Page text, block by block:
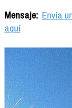
Mensaje: Envía
aquí